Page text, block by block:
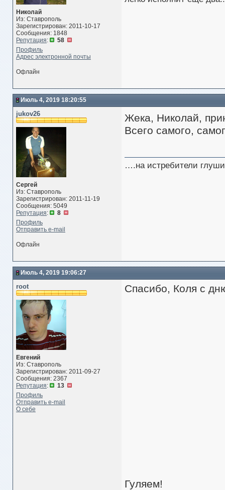
Николай
Из: Ставрополь
Зарегистрирован: 2011-10-17
Сообщения: 1848
Репутация:
58
Профиль
Адрес электронной почты
Офлайн
Июль 4, 2019 18:20:55
jukov26
Сергей
Из: Ставрополь
Зарегистрирован: 2011-11-19
Сообщения: 5049
Репутация:
8
Профиль
Отправить e-mail
Жека, Николай,
Всего самого,
….на истребители
Офлайн
Июль 4, 2019 19:06:27
root
Евгений
Из: Ставрополь
Зарегистрирован: 2011-09-27
Сообщения: 2367
Репутация:
13
Профиль
Отправить e-mail
О себе
Спасибо, Коля с
Гуляем!